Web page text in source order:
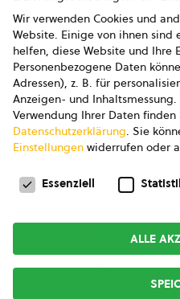
AGB
AGB
Copyright ©
Wir verwenden Cookies und
Website. Einige von ihnen sind
helfen, diese Website und Ihre
Personenbezogene Daten
Adressen), z. B. für
Anzeigen- und Inhaltsmessung.
Verwendung Ihrer Daten finden
Datenschutzerklärung. Sie
Einstellungen widerrufen oder
Datenschutzeinstellungen
Essenziell
ALLE